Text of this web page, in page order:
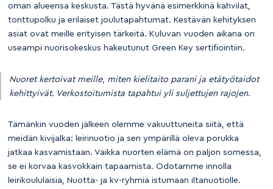
oman alueensa keskusta. Tästä hyvänä esimerkkinä kahvilat,
tonttupolku ja erilaiset joulutapahtumat. Kestävän kehityksen
asiat ovat meille erityisen tärkeitä. Kuluvan vuoden aikana on
useampi nuorisokeskus hakeutunut Green Key sertifiointiin.
Nuoret kertoivat meille, miten kielitaito parani ja etätyötaidot
kehittyivät. Verkostoitumista tapahtui yli suljettujen rajojen.
Tämänkin vuoden jälkeen olemme vakuuttuneita siitä, että
meidän kivijalka: leirinuotio ja sen ympärillä oleva porukka
jatkaa kasvamistaan. Vaikka nuorten elämä on paljon somessa,
se ei korvaa kasvokkain tapaamista. Odotamme innolla
leirikoululaisia, Nuotta- ja kv-ryhmiä istumaan iltanuotiolle.